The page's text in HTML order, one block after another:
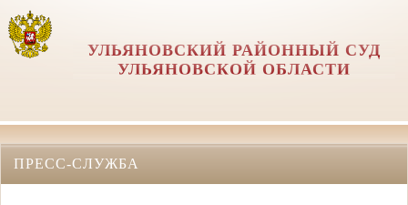
УЛЬЯНОВСКИЙ РАЙОННЫЙ СУД
УЛЬЯНОВСКОЙ ОБЛАСТИ
ПРЕСС-СЛУЖБА